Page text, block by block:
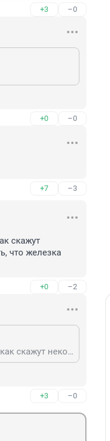
+3 –0
+0 –0
+7 –3
скажут
что железка
+0 –2
Зачем уж так жестоко? Это же iPhone ! Ни чего ты не понимаешь, как скажут некоторые и блондинки и брюнетки. Прежде всего нужно понимать, что железка есть железка не зависимо от того насколько она технологичная.
+3 –0